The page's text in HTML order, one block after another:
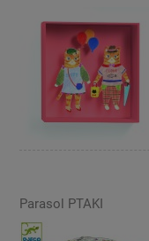
Parasol PTAKI